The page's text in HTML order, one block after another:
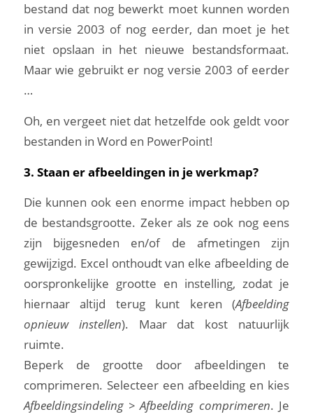
bestand dat nog bewerkt moet kunnen worden
in versie 2003 of nog eerder, dan moet je het
niet opslaan in het nieuwe bestandsformaat.
Maar wie gebruikt er nog versie 2003 of eerder
…
Oh, en vergeet niet dat hetzelfde ook geldt voor
bestanden in Word en PowerPoint!
3. Staan er afbeeldingen in je werkmap?
Die kunnen ook een enorme impact hebben op
de bestandsgrootte. Zeker als ze ook nog eens
zijn bijgesneden en/of de afmetingen zijn
gewijzigd. Excel onthoudt van elke afbeelding de
oorspronkelijke grootte en instelling, zodat je
hiernaar altijd terug kunt keren (Afbeelding
opnieuw instellen). Maar dat kost natuurlijk
ruimte.
Beperk de grootte door afbeeldingen te
comprimeren. Selecteer een afbeelding en kies
Afbeeldingsindeling > Afbeelding comprimeren. Je